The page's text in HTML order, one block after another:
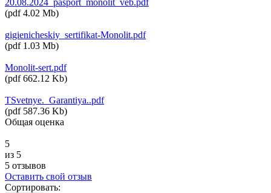
(pdf 4.02 Mb)
gigienicheskiy_sertifikat-Monolit.pdf
(pdf 1.03 Mb)
Monolit-sert.pdf
(pdf 662.12 Kb)
TSvetnye._Garantiya..pdf
(pdf 587.36 Kb)
Общая оценка
5
из 5
5 отзывов
Оставить свой отзыв
Сортировать: